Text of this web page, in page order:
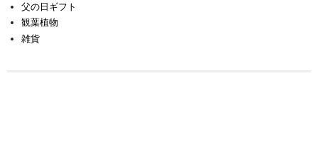
父の日ギフト
観葉植物
雑貨